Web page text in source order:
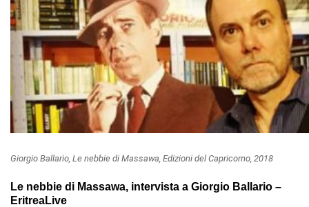
Giorgio Ballario, Le nebbie di Massawa, Edizioni del Capricorno, 2018
Le nebbie di Massawa, intervista a Giorgio Ballario –
EritreaLive